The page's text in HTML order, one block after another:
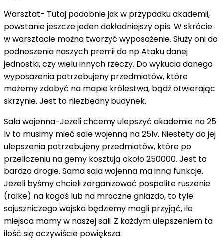
Warsztat- Tutaj podobnie jak w przypadku akademii,
powstanie jeszcze jeden dokładniejszy opis. W skrócie
w warsztacie można tworzyć wyposażenie. Służy oni do
podnoszenia naszych premii do np Ataku danej
jednostki, czy wielu innych rzeczy. Do wykucia danego
wyposażenia potrzebujeny przedmiotów, które
możemy zdobyć na mapie królestwa, bądź otwierając
skrzynie. Jest to niezbędny budynek.
Sala wojenna-Jeżeli chcemy ulepszyć akademie na 25
lv to musimy mieć sale wojenną na 25lv. Niestety do jej
ulepszenia potrzebujeny przedmiotów, które po
przeliczeniu na gemy kosztują około 250000. Jest to
bardzo drogie. Sama sala wojenna ma inną funkcje.
Jeżeli byśmy chcieli zorganizować pospolite ruszenie
(ralke) na kogoś lub na mroczne gniazdo, to tyle
sojuszniczego wojska będziemy mogli przyjąć, ile
miejsca mamy w naszej sali. Z każdym ulepszeniem ta
ilość się oczywiście powiększa.